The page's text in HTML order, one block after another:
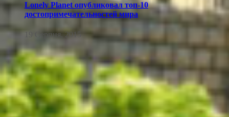
Lonely Planet опубликовал топ-10
достопримечательностей мира
19 Серпня, 2015